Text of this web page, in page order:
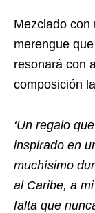
Mezclado con
merengue
resonará con
composición
‘Un regalo
inspirado en
muchísimo
al Caribe, a
falta que